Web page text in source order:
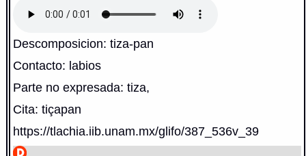
Descomposicion: tiza-pan
Contacto: labios
Parte no expresada: tiza,
Cita: tiçapan
https://tlachia.iib.unam.mx/glifo/387_536v_39